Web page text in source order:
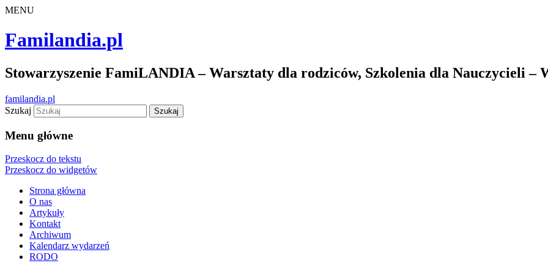
MENU
Familandia.pl
Stowarzyszenie FamiLANDIA – Warsztaty dla rodziców, Szkolenia dla Nauczycieli –
familandia.pl
Szukaj
Menu główne
Przeskocz do tekstu
Przeskocz do widgetów
Strona główna
O nas
Artykuły
Kontakt
Archiwum
Kalendarz wydarzeń
RODO